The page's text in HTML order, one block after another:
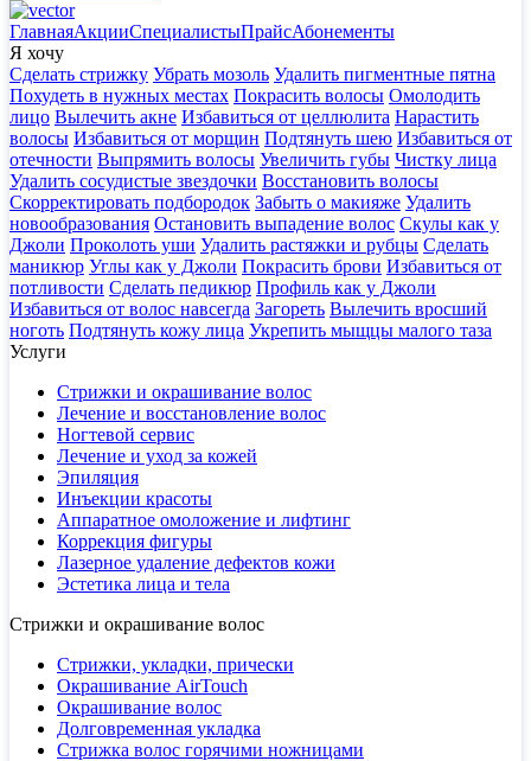
ГлавнаяАкцииСпециалистыПрайсАбонементы
Я хочу
Сделать стрижку Убрать мозоль Удалить пигментные пятна
Похудеть в нужных местах Покрасить волосы Омолодить
лицо Вылечить акне Избавиться от целлюлита Нарастить
волосы Избавиться от морщин Подтянуть шею Избавиться от
отечности Выпрямить волосы Увеличить губы Чистку лица
Удалить сосудистые звездочки Восстановить волосы
Скорректировать подбородок Забыть о макияже Удалить
новообразования Остановить выпадение волос Скулы как у
Джоли Проколоть уши Удалить растяжки и рубцы Сделать
маникюр Углы как у Джоли Покрасить брови Избавиться от
потливости Сделать педикюр Профиль как у Джоли
Избавиться от волос навсегда Загореть Вылечить вросший
ноготь Подтянуть кожу лица Укрепить мыщцы малого таза
Услуги
Стрижки и окрашивание волос
Лечение и восстановление волос
Ногтевой сервис
Лечение и уход за кожей
Эпиляция
Инъекции красоты
Аппаратное омоложение и лифтинг
Коррекция фигуры
Лазерное удаление дефектов кожи
Эстетика лица и тела
Стрижки и окрашивание волос
Стрижки, укладки, прически
Окрашивание AirTouch
Окрашивание волос
Долговременная укладка
Стрижка волос горячими ножницами